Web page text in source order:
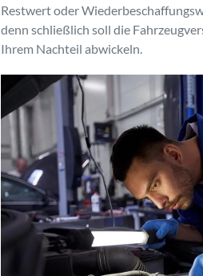
Restwert oder
denn schließlich soll die
Ihrem Nachteil abwickeln.